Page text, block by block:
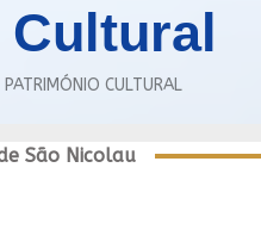
PATRIMÓNIO CULTURAL
São Nicolau